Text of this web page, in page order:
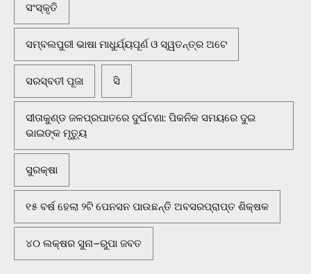
ସଂସ୍କୃତି
ସମ୍ବଲପୁରୀ ଭାଷା ମାଧୁର୍ଯ୍ୟପୂର୍ଣ ଓ ସ୍ୱତନ୍ତ୍ର ଅଟେ
ସରସ୍ବତୀ ପୂଜା ସି
ସୀତାକୁଣ୍ଡ ଜଳପ୍ରପାତରେ ଦୁର୍ଘଟଣା: ପିକନିକ ସମୟରେ ଦୁଇ
ଭାଇଙ୍କ ମୃତ୍ୟୁ
ସୁରକ୍ଷା
୧୫ ବର୍ଷ ହେଲା ୨ଟି ପେନସନ ପାଉଛନ୍ତି ଅବସରପ୍ରାପ୍ତ ଶିକ୍ଷକ
୪୦ ଲକ୍ଷର ସୁନା–ରୁପା ଜବତ